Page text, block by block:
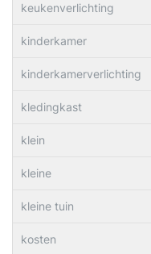
keukenverlichting
kinderkamer
kinderkamerverlichting
kledingkast
klein
kleine
kleine tuin
kosten